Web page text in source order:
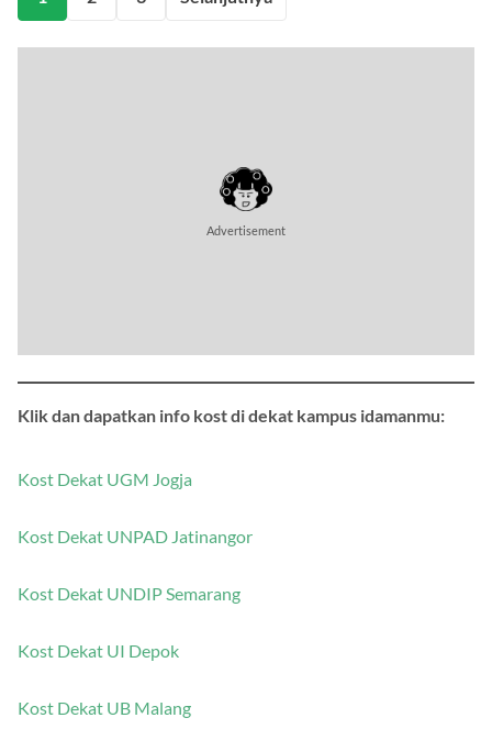
Advertisement
Klik dan dapatkan info kost di dekat kampus idamanmu:
Kost Dekat UGM Jogja
Kost Dekat UNPAD Jatinangor
Kost Dekat UNDIP Semarang
Kost Dekat UI Depok
Kost Dekat UB Malang